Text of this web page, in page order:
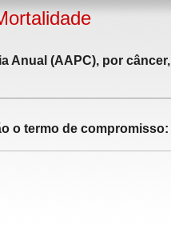
Anual (AAPC), por
o termo de compromisso: